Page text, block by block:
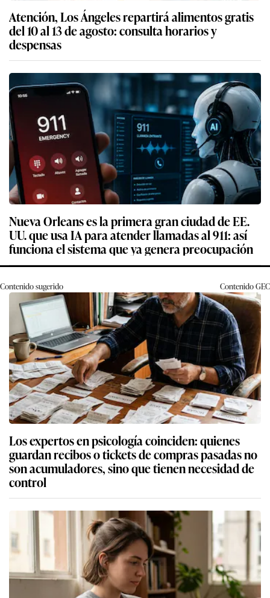
Atención, Los Ángeles repartirá alimentos gratis
del 10 al 13 de agosto: consulta horarios y
despensas
Nueva Orleans es la primera gran ciudad de EE.
UU. que usa IA para atender llamadas al 911: así
funciona el sistema que ya genera preocupación
Contenido sugerido ContenidoGEC
Los expertos en psicología coinciden: quienes
guardan recibos o tickets de compras pasadas no
son acumuladores, sino que tienen necesidad de
control